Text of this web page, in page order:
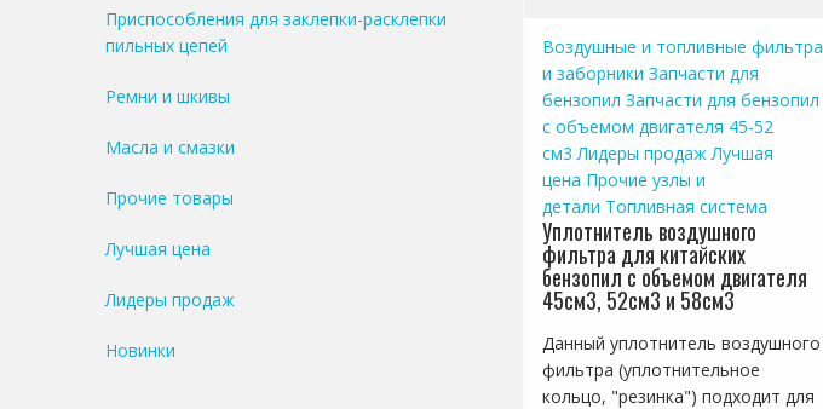
Воздушные и топливные фильтра
и заборники Запчасти для
бензопил Запчасти для бензопил
с объемом двигателя 45-52
см3 Лидеры продаж Лучшая
цена Прочие узлы и
детали Топливная система
Уплотнитель воздушного
фильтра для китайских
бензопил с объемом двигателя
45см3, 52см3 и 58см3
Данный уплотнитель воздушного
фильтра (уплотнительное
кольцо, "резинка") подходит для
Приспособления для заклепки-расклепки
пильных цепей
Ремни и шкивы
Масла и смазки
Прочие товары
Лучшая цена
Лидеры продаж
Новинки